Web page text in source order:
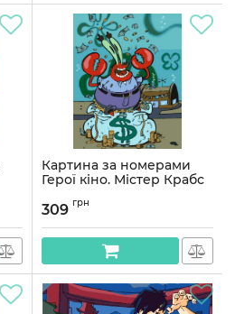
Картина за номерами
Герої кіно. Містер Крабс
Орігамі LW 3545
Артикул:LW3545
309 грн